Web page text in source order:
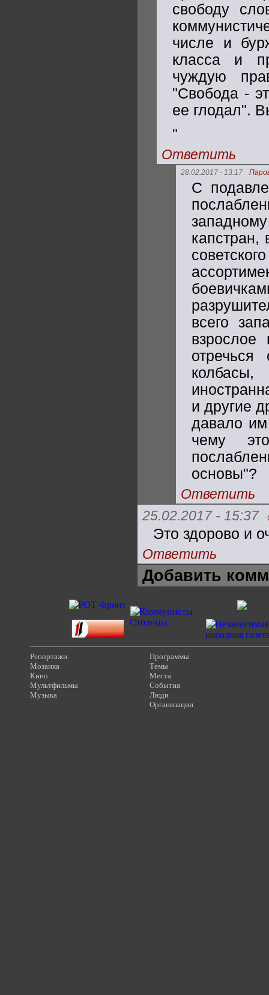
свободу
числе и
класса и
чуждую
"Свобода -
ее глодал".
"
Ответить
28.02.2017 - 13:17
С
капстран,
всего
и другие
давало
чему
основы"?
Ответить
25.02.2017 - 15:37
Это здорово и
Ответить
Добавить
Репортажи
Мозаика
Кино
Мультфильмы
Музыка
Программы
Темы
Места
События
Люди
Организации